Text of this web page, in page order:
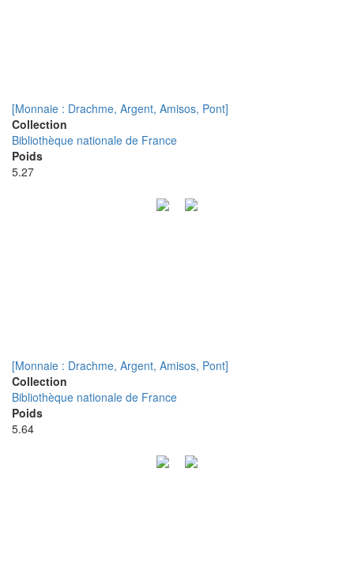
[Monnaie : Drachme, Argent, Amisos, Pont]
Collection
Bibliothèque nationale de France
Poids
5.27
[Monnaie : Drachme, Argent, Amisos, Pont]
Collection
Bibliothèque nationale de France
Poids
5.64